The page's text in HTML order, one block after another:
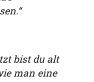
bist du alt
man eine